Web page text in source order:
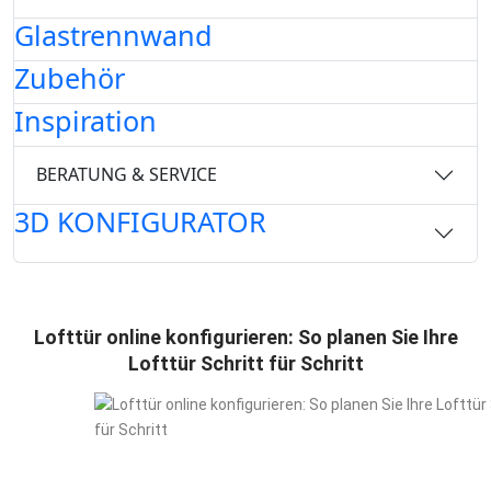
Glastrennwand
Zubehör
Inspiration
BERATUNG & SERVICE
3D KONFIGURATOR
Lofttür online konfigurieren: So planen Sie Ihre
Lofttür Schritt für Schritt